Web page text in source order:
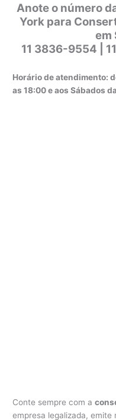
Anote o número
York para
em
11 3836-9554 |
Horário de atendimento:
as 18:00 e aos Sábados
Conte sempre com a
empresa legalizada,